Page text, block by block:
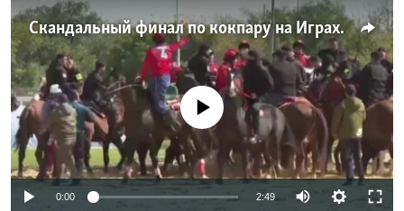
Скандальный финал по кокпару на Играх кочевников: кыргызстанцы обвинили казахстанцев в нарушении правил, а судью – в подсуживании
No media source currently available
0:00 2:49